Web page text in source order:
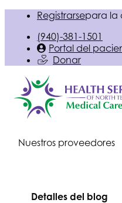
Registrarsepara la
(940)-381-1501
Portal del
Donar
Nuestros proveedores
Detalles del blog